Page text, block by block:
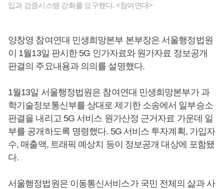
입과 검증시스템 강화를 요구했다. <참여연대>
양창영 참여연대 민생희망본부 본부장은 서울행정법원
이 1월13일 판시한 5G 인가자료와 원가자료 정보공개
판결의 주요내용과 의의를 설명했다.
1월13일 서울행정법원은 참여연대 민생희망본부가 과
학기술정보통신부를 상대로 제기한 소송에서 일부승소
판결을 내리고 5G 서비스 원가산정 근거자료 가운데 일
부를 공개하도록 명령했다. 5G 서비스 투자계획, 가입자
수, 매출액, 트래픽 예상치 등이 정보공개 대상에 포함됐
다.
서울행정법원은 이동통신서비스가 국민 전체의 삶과 사